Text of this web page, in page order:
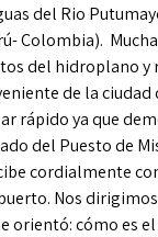
del Rio
Colombia).
del hidroplano y
de la ciudad
rápido ya que
del Puesto de
cordialmente
Nos
orientó: cómo es